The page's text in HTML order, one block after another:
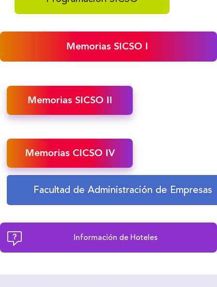
Memorias SICSO I
Memorias SICSO II
Memorias CICSO IV
Facultad de Administración de Empresas
Información de Hoteles